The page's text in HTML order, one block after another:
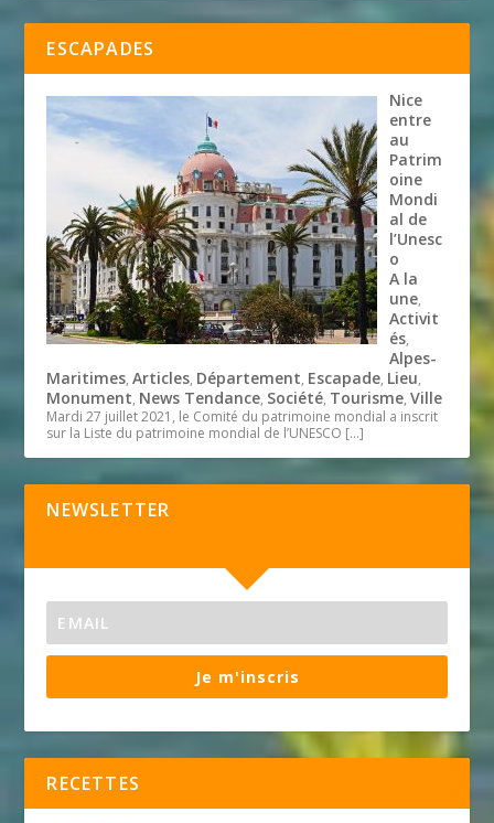
ESCAPADES
Nice
entre
au
Patrim
oine
Mondi
al de
l’Unesc
o
A la
une,
Activit
és,
Alpes-
Maritimes,Articles, Département, Escapade, Lieu,
Monument, News Tendance, Société, Tourisme,Ville
Mardi 27 juillet 2021, le Comité du patrimoine mondial a inscrit
sur la Liste du patrimoine mondial de l’UNESCO […]
NEWSLETTER
Je m'inscris
RECETTES